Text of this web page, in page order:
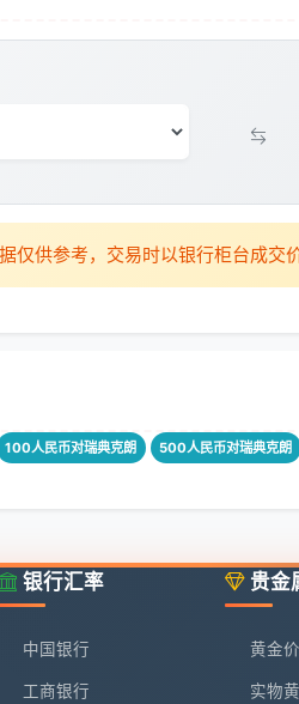
供参考，交易时以银行柜台成交价
100人民币对瑞典克朗 500人民币对瑞典克朗
银行汇率
中国银行
工商银行
贵金
黄金
实物